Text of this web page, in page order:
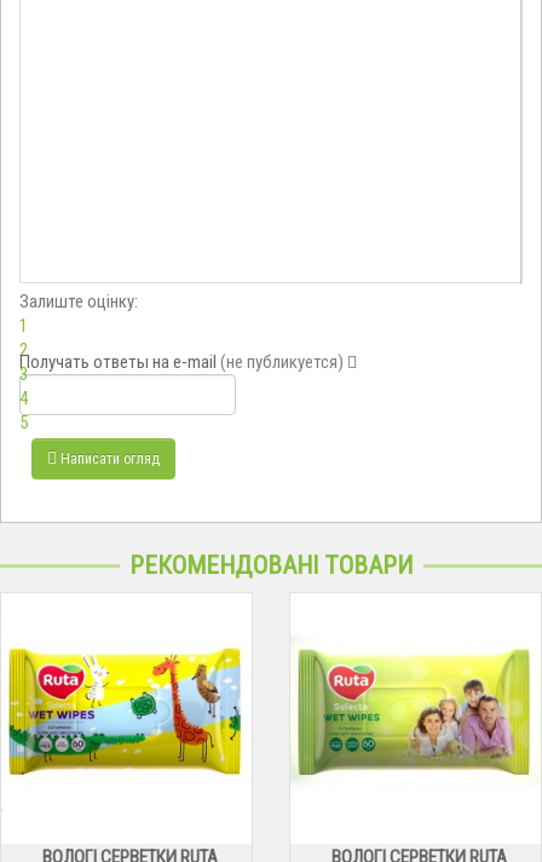
Залиште оцінку:
1
2
3
4
5
Получать ответы на e-mail (не публикуется)
Написати огляд
РЕКОМЕНДОВАНІ ТОВАРИ
ВОЛОГІ СЕРВЕТКИ RUTA
ВОЛОГІ СЕРВЕТКИ RUTA